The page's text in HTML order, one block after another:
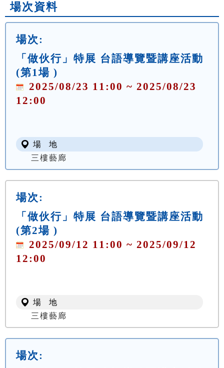
場次資料
場次:
「做伙行」特展 台語導覽暨講座活動
(第1場 )
2025/08/23 11:00 ~ 2025/08/23
12:00
場 地
三樓藝廊
場次:
「做伙行」特展 台語導覽暨講座活動
(第2場 )
2025/09/12 11:00 ~ 2025/09/12
12:00
場 地
三樓藝廊
場次: